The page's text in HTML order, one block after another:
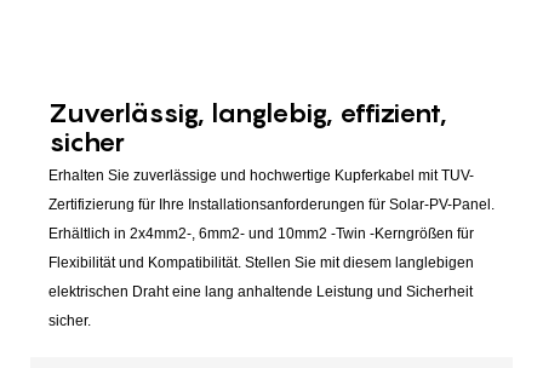
Zuverlässig, langlebig, effizient,
sicher
Erhalten Sie zuverlässige und hochwertige Kupferkabel mit TUV-
Zertifizierung für Ihre Installationsanforderungen für Solar-PV-Panel.
Erhältlich in 2x4mm2-, 6mm2- und 10mm2 -Twin -Kerngrößen für
Flexibilität und Kompatibilität. Stellen Sie mit diesem langlebigen
elektrischen Draht eine lang anhaltende Leistung und Sicherheit
sicher.